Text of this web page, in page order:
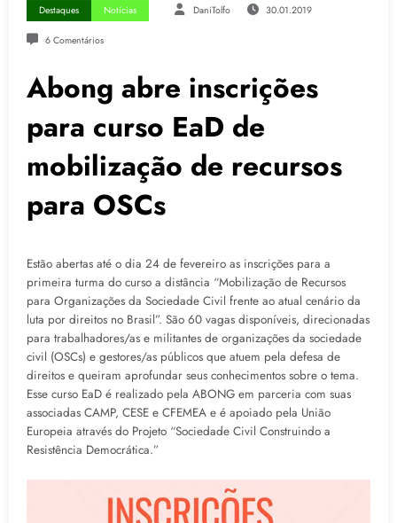
Destaques Notícias DaniTolfo 30.01.2019
6 Comentários
Abong abre inscrições
para curso EaD de
mobilização de recursos
para OSCs
Estão abertas até o dia 24 de fevereiro as inscrições para a
primeira turma do curso a distância “Mobilização de Recursos
para Organizações da Sociedade Civil frente ao atual cenário da
luta por direitos no Brasil”. São 60 vagas disponíveis, direcionadas
para trabalhadores/as e militantes de organizações da sociedade
civil (OSCs) e gestores/as públicos que atuem pela defesa de
direitos e queiram aprofundar seus conhecimentos sobre o tema.
Esse curso EaD é realizado pela ABONG em parceria com suas
associadas CAMP, CESE e CFEMEA e é apoiado pela União
Europeia através do Projeto “Sociedade Civil Construindo a
Resistência Democrática.”